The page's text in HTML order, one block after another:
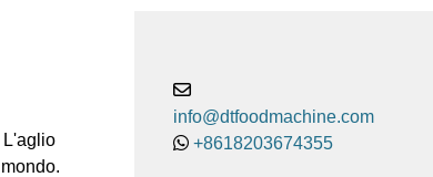
L'aglio
info@dtfoodmachine.com
+8618203674355